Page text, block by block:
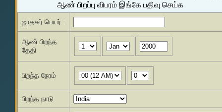
ஆண் பிறப்பு விபரம் இங்கே பதிவு செய்க
ஜாதகர் பெயர் :
ஆண் பிறந்த
தேதி
பிறந்த நேரம்
பிறந்த நாடு